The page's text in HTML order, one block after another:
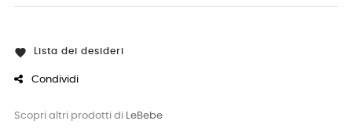
 Lista dei desideri
Condividi
Scopri altri prodotti di LeBebe